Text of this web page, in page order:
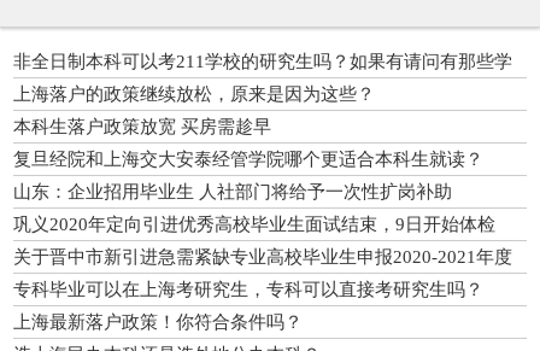
非全日制本科可以考211学校的研究生吗？如果有请问有那些学
校？
上海落户的政策继续放松，原来是因为这些？
本科生落户政策放宽 买房需趁早
复旦经院和上海交大安泰经管学院哪个更适合本科生就读？
山东：企业招用毕业生 人社部门将给予一次性扩岗补助
巩义2020年定向引进优秀高校毕业生面试结束，9日开始体检
关于晋中市新引进急需紧缺专业高校毕业生申报2020-2021年度
补贴的公告
专科毕业可以在上海考研究生，专科可以直接考研究生吗？
上海最新落户政策！你符合条件吗？